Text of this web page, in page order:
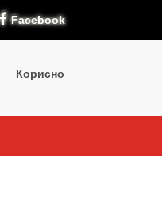
Facebook
Корисно